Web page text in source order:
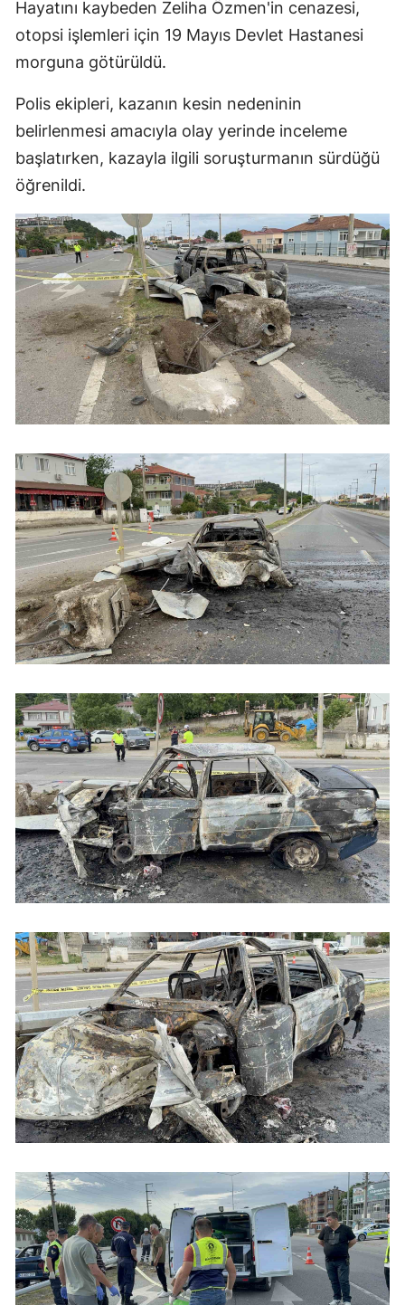
Hayatını kaybeden Zeliha Özmen'in cenazesi,
otopsi işlemleri için 19 Mayıs Devlet Hastanesi
morguna götürüldü.
Polis ekipleri, kazanın kesin nedeninin
belirlenmesi amacıyla olay yerinde inceleme
başlatırken, kazayla ilgili soruşturmanın sürdüğü
öğrenildi.